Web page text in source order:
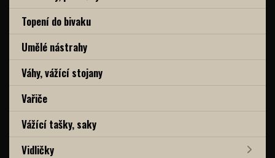
Topení do bivaku
Umělé nástrahy
Váhy, vážící stojany
Vařiče
Vážící tašky, saky
Vidličky